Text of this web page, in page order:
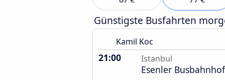
Günstigste Busfahrten
Kamil Koc
21:00 Istanbul
Esenler Busbahnhof